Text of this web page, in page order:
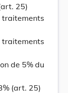
25)
traitements
traitements
de 5% du
(art. 25)